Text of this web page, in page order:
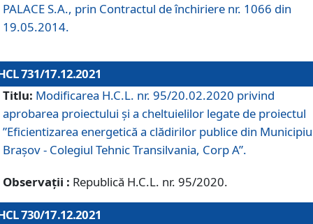
PALACE S.A., prin Contractul de închiriere nr. 1066 din
19.05.2014.
731/17.12.2021
Titlu: Modificarea H.C.L. nr. 95/20.02.2020 privind
aprobarea proiectului și a cheltuielilor legate de proiectul
”Eficientizarea energetică a clădirilor publice din
Brașov - Colegiul Tehnic Transilvania, Corp A”.
Observații : Republică H.C.L. nr. 95/2020.
730/17.12.2021